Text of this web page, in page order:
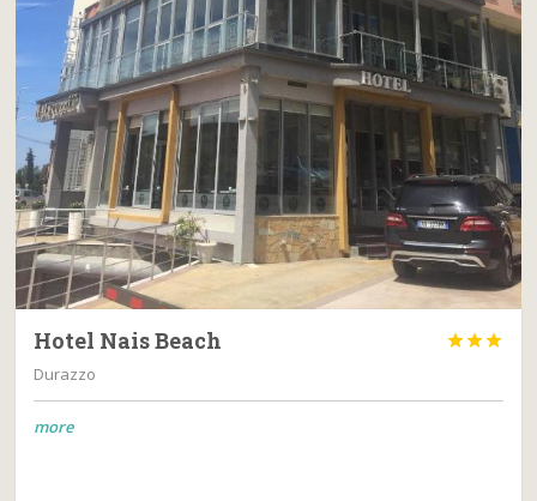
Hotel Nais Beach 
Durazzo
more